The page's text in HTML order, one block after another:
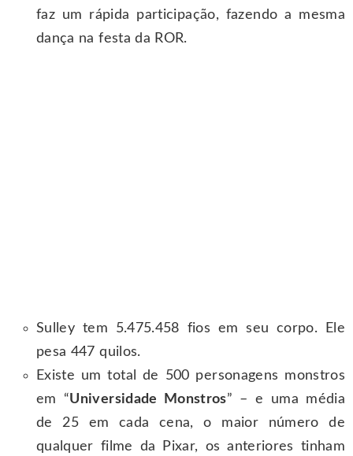
faz um rápida participação, fazendo a mesma
dança na festa da ROR.
Sulley tem 5.475.458 fios em seu corpo. Ele
pesa 447 quilos.
Existe um total de 500 personagens monstros
em “Universidade Monstros” – e uma média
de 25 em cada cena, o maior número de
qualquer filme da Pixar, os anteriores tinham